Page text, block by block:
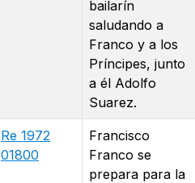
bailarín
saludando a
Franco y a los
Príncipes, junto
a él Adolfo
Suarez.
Re 1972
01800
Francisco
Franco se
prepara para la